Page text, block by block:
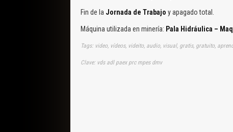
Fin de la Jornada de Trabajo y apagado total.
Máquina utilizada en minería: Pala Hidráulica –
Tags: video, vídeos, videito, audio, visual, gratis, gratuito,
Clave: vds adl paex prc mpes dmv